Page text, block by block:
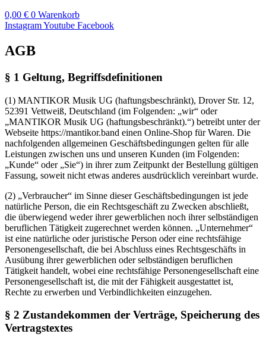
0,00 € 0 Warenkorb
InstagramYoutube Facebook
AGB
§ 1 Geltung, Begriffsdefinitionen
(1) MANTIKOR Musik UG (haftungsbeschränkt), Drover Str. 12,
52391 Vettweiß, Deutschland (im Folgenden: „wir“ oder
„MANTIKOR Musik UG (haftungsbeschränkt).“) betreibt unter der
Webseite https://mantikor.band einen Online-Shop für Waren. Die
nachfolgenden allgemeinen Geschäftsbedingungen gelten für alle
Leistungen zwischen uns und unseren Kunden (im Folgenden:
„Kunde“ oder „Sie“) in ihrer zum Zeitpunkt der Bestellung gültigen
Fassung, soweit nicht etwas anderes ausdrücklich vereinbart wurde.
(2) „Verbraucher“ im Sinne dieser Geschäftsbedingungen ist jede
natürliche Person, die ein Rechtsgeschäft zu Zwecken abschließt,
die überwiegend weder ihrer gewerblichen noch ihrer selbständigen
beruflichen Tätigkeit zugerechnet werden können. „Unternehmer“
ist eine natürliche oder juristische Person oder eine rechtsfähige
Personengesellschaft, die bei Abschluss eines Rechtsgeschäfts in
Ausübung ihrer gewerblichen oder selbständigen beruflichen
Tätigkeit handelt, wobei eine rechtsfähige Personengesellschaft eine
Personengesellschaft ist, die mit der Fähigkeit ausgestattet ist,
Rechte zu erwerben und Verbindlichkeiten einzugehen.
§ 2 Zustandekommen der Verträge, Speicherung des
Vertragstextes